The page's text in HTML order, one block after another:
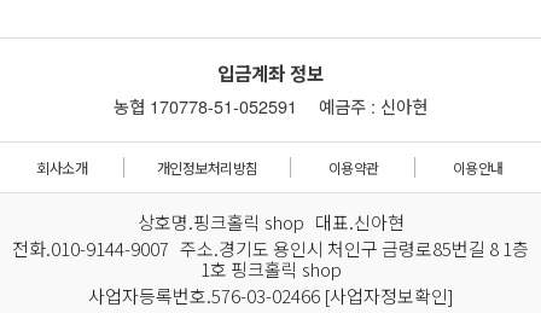
입금계좌 정보
농협 170778-51-052591 예금주 : 신아현
회사소개 개인정보처리방침 이용약관 이용안내
상호명.핑크홀릭 shop 대표.신아현
전화.010-9144-9007 주소.경기도 용인시 처인구 금령로85번길 8 1층
1호 핑크홀릭 shop
사업자등록번호.576-03-02466 [사업자정보확인]